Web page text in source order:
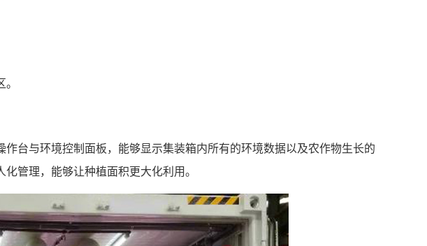
台与环境控制面板，能够显示集装箱内所有的环境数据以及农作物生长的
管理，能够让种植面积更大化利用。